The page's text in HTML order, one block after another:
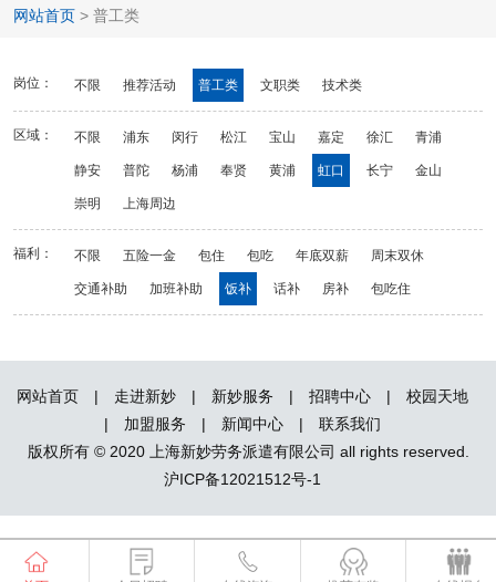
网站首页 > 普工类
岗位： 不限 推荐活动 普工类 文职类 技术类
区域： 不限 浦东 闵行 松江 宝山 嘉定 徐汇 青浦
静安 普陀 杨浦 奉贤 黄浦 虹口 长宁 金山
崇明 上海周边
福利： 不限 五险一金 包住 包吃 年底双薪 周末双休
交通补助 加班补助 饭补 话补 房补 包吃住
网站首页 | 走进新妙 | 新妙服务 | 招聘中心 |
校园天地
|
加盟服务 | 新闻中心 |
联系我们
版权所有 © 2020 上海新妙劳务派遣有限公司 all rights reserved.
沪ICP备12021512号-1